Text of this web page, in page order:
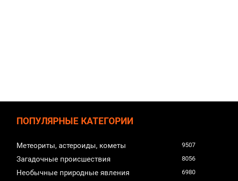
ПОПУЛЯРНЫЕ КАТЕГОРИИ
Метеориты, астероиды, кометы 9507
Загадочные происшествия 8056
Необычные природные явления 6980